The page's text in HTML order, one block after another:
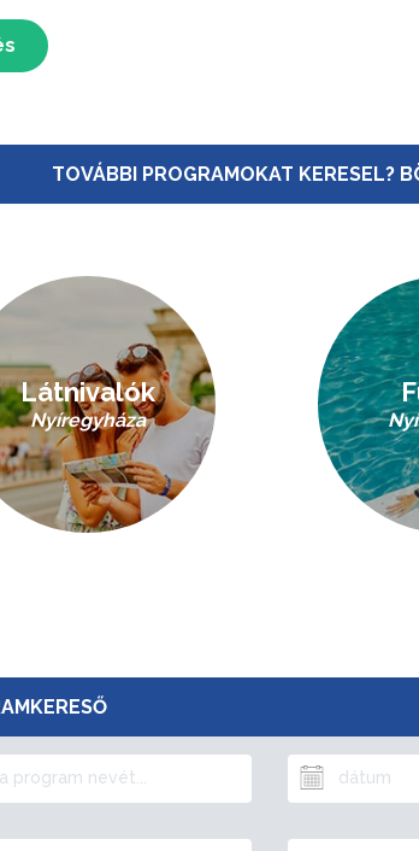
TOVÁBBI PROGRAMOKAT KERESEL?
Látnivalók
Nyíregyháza